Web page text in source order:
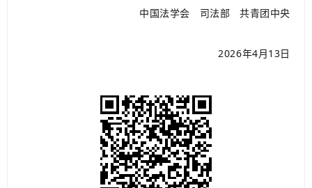
中国法学会 司法部 共青团中央
2026年4月13日